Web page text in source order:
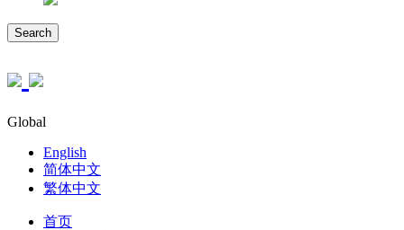
Search
Global
English
简体中文
繁体中文
首页